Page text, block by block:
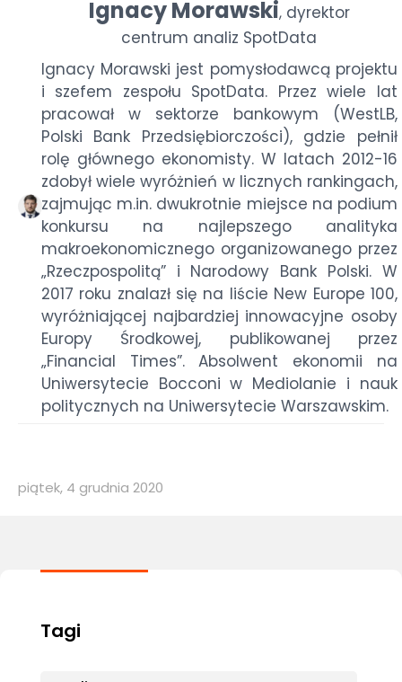
Ignacy Morawski,dyrektor
centrum analiz SpotData
Ignacy Morawski jest pomysłodawcą projektu
i szefem zespołu SpotData. Przez wiele lat
pracował w sektorze bankowym (WestLB,
Polski Bank Przedsiębiorczości), gdzie pełnił
rolę głównego ekonomisty. W latach 2012-16
zdobył wiele wyróżnień w licznych rankingach,
zajmując m.in. dwukrotnie miejsce na podium
konkursu na najlepszego analityka
makroekonomicznego organizowanego przez
„Rzeczpospolitą” i Narodowy Bank Polski. W
2017 roku znalazł się na liście New Europe 100,
wyróżniającej najbardziej innowacyjne osoby
Europy Środkowej, publikowanej przez
„Financial Times”. Absolwent ekonomii na
Uniwersytecie Bocconi w Mediolanie i nauk
politycznych na Uniwersytecie Warszawskim.
piątek, 4 grudnia 2020